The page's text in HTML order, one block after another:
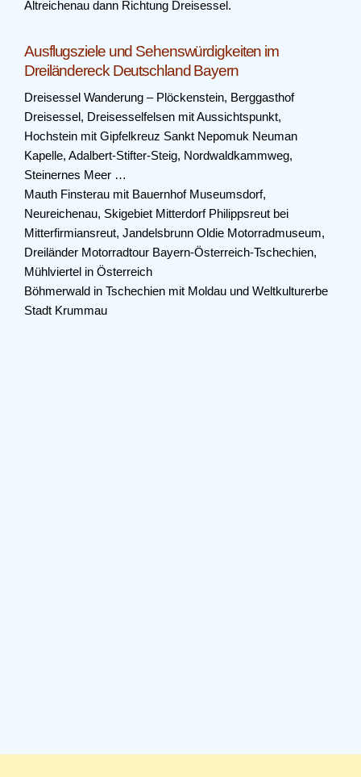
Altreichenau dann Richtung Dreisessel.
Ausflugsziele und Sehenswürdigkeiten im
Dreiländereck Deutschland Bayern
Dreisessel Wanderung – Plöckenstein, Berggasthof
Dreisessel, Dreisesselfelsen mit Aussichtspunkt,
Hochstein mit Gipfelkreuz Sankt Nepomuk Neuman
Kapelle, Adalbert-Stifter-Steig, Nordwaldkammweg,
Steinernes Meer …
Mauth Finsterau mit Bauernhof Museumsdorf,
Neureichenau, Skigebiet Mitterdorf Philippsreut bei
Mitterfirmiansreut, Jandelsbrunn Oldie Motorradmuseum,
Dreiländer Motorradtour Bayern-Österreich-Tschechien,
Mühlviertel in Österreich
Böhmerwald in Tschechien mit Moldau und Weltkulturerbe
Stadt Krummau